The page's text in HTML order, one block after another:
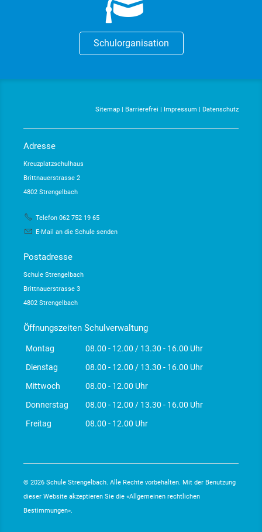
Schulorganisation
Sitemap Barrierefrei Impressum Datenschutz
Adresse
Kreuzplatzschulhaus
Brittnauerstrasse 2
4802 Strengelbach
Telefon 062 752 19 65
E-Mail an die Schule senden
Postadresse
Schule Strengelbach
Brittnauerstrasse 3
4802 Strengelbach
Öffnungszeiten Schulverwaltung
Montag
08.00 - 12.00 / 13.30 - 16.00 Uhr
Dienstag
08.00 - 12.00 / 13.30 - 16.00 Uhr
Mittwoch
08.00 - 12.00 Uhr
Donnerstag
08.00 - 12.00 / 13.30 - 16.00 Uhr
Freitag
08.00 - 12.00 Uhr
© 2026 Schule Strengelbach. Alle Rechte vorbehalten. Mit der Benutzung
dieser Website akzeptieren Sie die «Allgemeinen rechtlichen
Bestimmungen».